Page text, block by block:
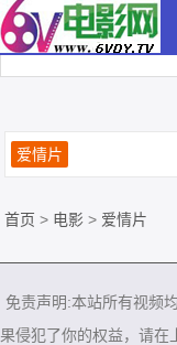
爱情片
首页 > 电影 > 爱情片
免责声明:本站所有视频
果侵犯了你的权益，请在